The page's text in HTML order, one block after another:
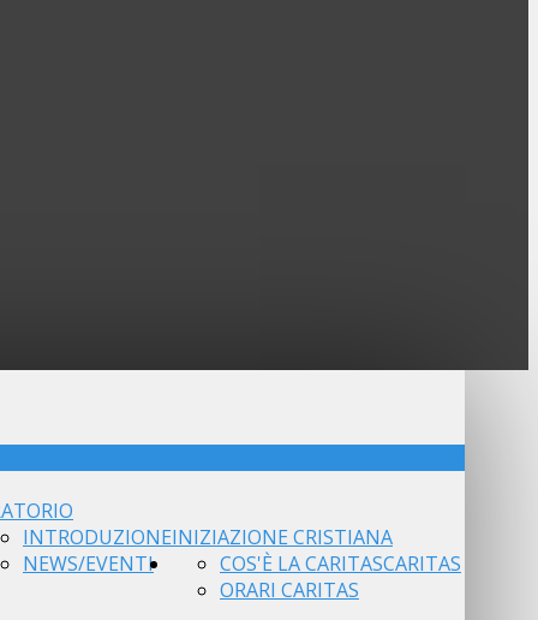
INIZIAZIONE CRISTIANA
INTRODUZIONE
NEWS/EVENTI
CARITAS
COS'È LA CARITAS
ORARI CARITAS